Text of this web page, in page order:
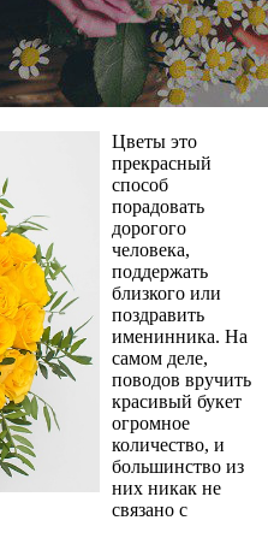
Цветы это
прекрасный
способ
порадовать
дорогого
человека,
поддержать
близкого или
поздравить
именинника. На
самом деле,
поводов вручить
красивый букет
огромное
количество, и
большинство из
них никак не
связано с